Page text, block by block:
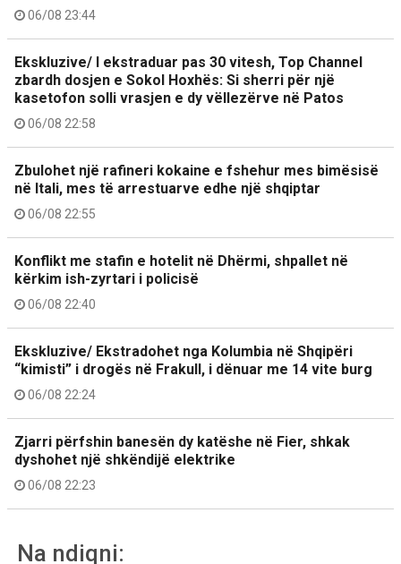
06/08 23:44
Ekskluzive/ I ekstraduar pas 30 vitesh, Top Channel
zbardh dosjen e Sokol Hoxhës: Si sherri për një
kasetofon solli vrasjen e dy vëllezërve në Patos
06/08 22:58
Zbulohet një rafineri kokaine e fshehur mes bimësisë
në Itali, mes të arrestuarve edhe një shqiptar
06/08 22:55
Konflikt me stafin e hotelit në Dhërmi, shpallet në
kërkim ish-zyrtari i policisë
06/08 22:40
Ekskluzive/ Ekstradohet nga Kolumbia në Shqipëri
“kimisti” i drogës në Frakull, i dënuar me 14 vite burg
06/08 22:24
Zjarri përfshin banesën dy katëshe në Fier, shkak
dyshohet një shkëndijë elektrike
06/08 22:23
Na ndiqni: